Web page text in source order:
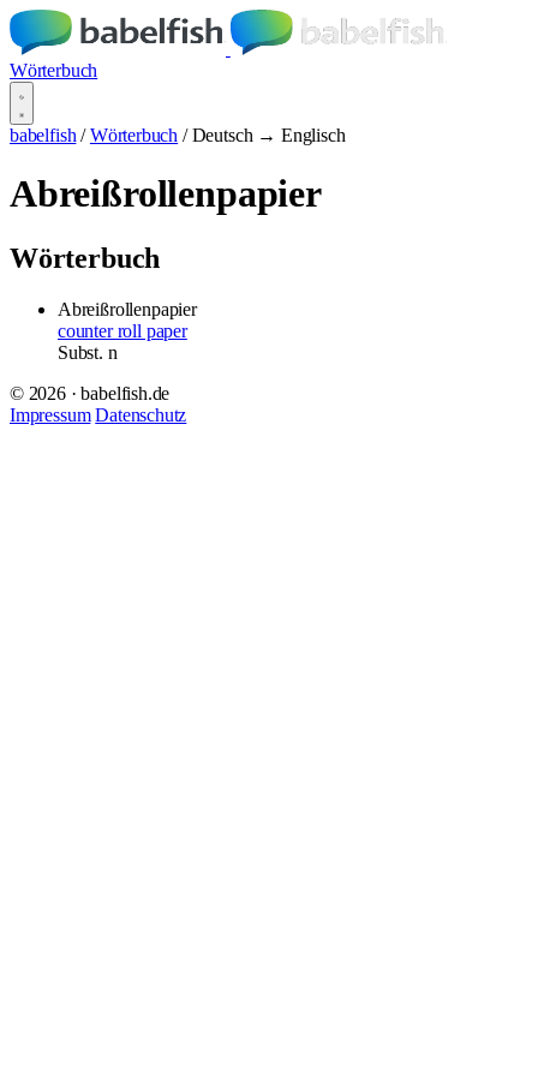
Wörterbuch
babelfish / Wörterbuch / Deutsch → Englisch
Abreißrollenpapier
Wörterbuch
Abreißrollenpapier
counter roll paper
Subst. n
© 2026 · babelfish.de
Impressum Datenschutz